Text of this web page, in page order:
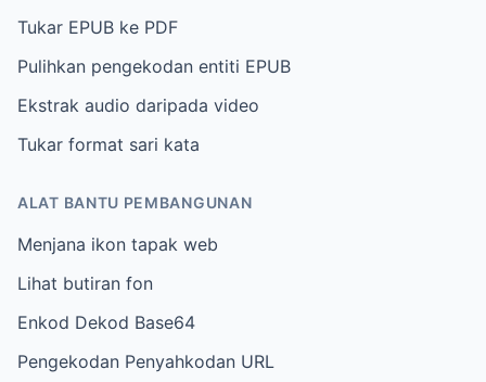
Tukar EPUB ke PDF
Pulihkan pengekodan entiti EPUB
Ekstrak audio daripada video
Tukar format sari kata
ALAT BANTU PEMBANGUNAN
Menjana ikon tapak web
Lihat butiran fon
Enkod Dekod Base64
Pengekodan Penyahkodan URL